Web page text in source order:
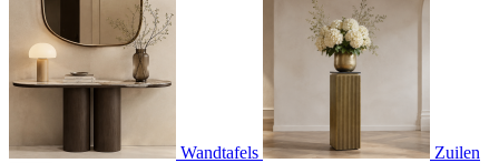
Wandtafels Zuilen